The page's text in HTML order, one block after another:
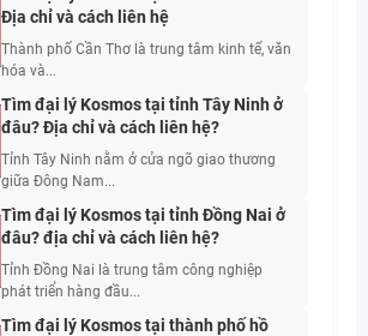
Địa chỉ và cách liên hệ
Thành phố Cần Thơ là trung tâm kinh tế, văn
hóa và...
Tìm đại lý Kosmos tại tỉnh Tây Ninh ở
đâu? Địa chỉ và cách liên hệ?
Tỉnh Tây Ninh nằm ở cửa ngõ giao thương
giữa Đông Nam...
Tìm đại lý Kosmos tại tỉnh Đồng Nai ở
đâu? địa chỉ và cách liên hệ?
Tỉnh Đồng Nai là trung tâm công nghiệp
phát triển hàng đầu...
Tìm đại lý Kosmos tại thành phố hồ